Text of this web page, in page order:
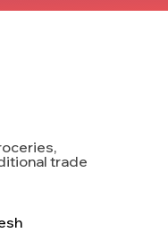
trade